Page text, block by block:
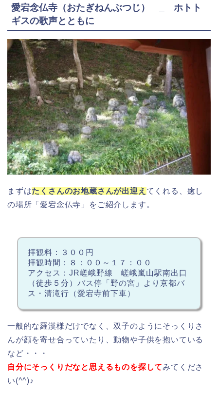
愛宕念仏寺（おたぎねんぶつじ） _ ホトト
ギスの歌声とともに
まずはたくさんのお地蔵さんが出迎え てくれる、癒し
の場所「愛宕念仏寺」をご紹介します。
拝観料：３００円
拝観時間：８：００～１７：００
アクセス：JR嵯峨野線 嵯峨嵐山駅南出口
（徒歩５分）バス停「野の宮」より京都バ
ス・清滝行（愛宕寺前下車）
一般的な羅漢様だけでなく、双子のようにそっくりさ
んが顔を寄せ合っていたり、動物や子供を抱いている
など・・・
自分にそっくりだなと思えるものを探してみてくださ
い(^^)♪